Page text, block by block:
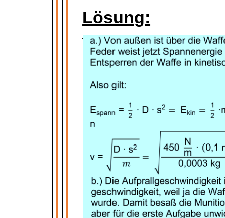
Lösung: